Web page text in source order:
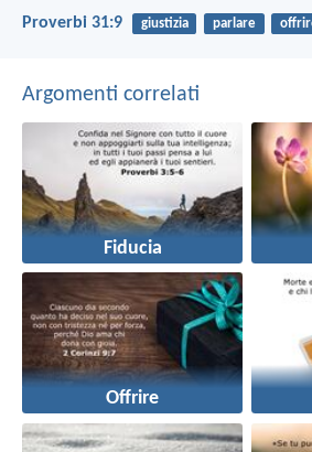
Proverbi 31:9 giustizia parlare
Argomenti correlati
Fiducia
Offrire